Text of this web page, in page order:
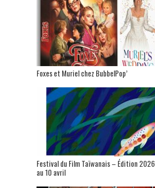
Foxes et Muriel chez BubbelPop’
Festival du Film Taïwanais – Édition
au 10 avril